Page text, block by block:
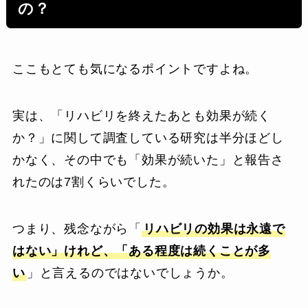
の？
ここもとても気になるポイントですよね。
実は、「リハビリを終えたあとも効果が続く
か？」に関して調査している研究は半分ほどし
かなく、その中でも「効果が続いた」と報告さ
れたのは7割くらいでした。
つまり、残念ながら「 リハビリの効果は永遠で
はない」けれど、「ある程度は続くことが多
い」と言えるのではないでしょうか。